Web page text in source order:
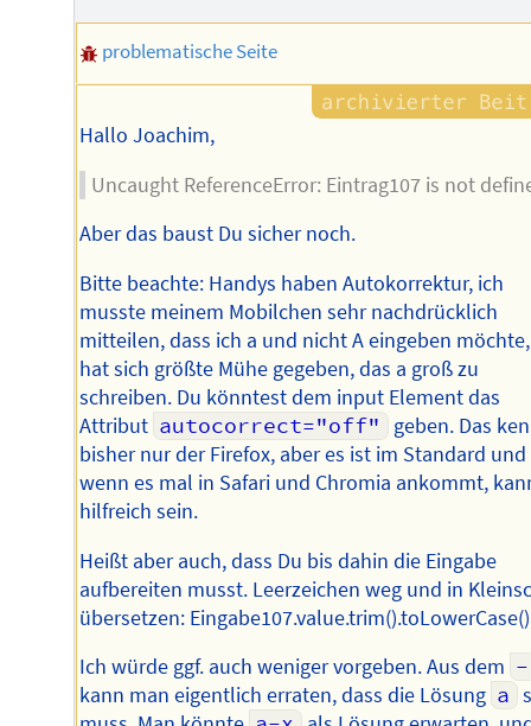
problematische Seite
Hallo Joachim,
Uncaught ReferenceError: Eintrag107 is not
Aber das baust Du sicher noch.
Bitte beachte: Handys haben Autokorrektur, ich
musste meinem Mobilchen sehr nachdrücklich
mitteilen, dass ich a und nicht A eingeben
hat sich größte Mühe gegeben, das a groß zu
schreiben. Du könntest dem input Element das
Attribut autocorrect="off"
geben. Das
bisher nur der Firefox, aber es ist im Standard und
wenn es mal in Safari und Chromia ankommt,
hilfreich sein.
Heißt aber auch, dass Du bis dahin die Eingabe
aufbereiten musst. Leerzeichen weg und in
übersetzen:
Ich würde ggf. auch weniger vorgeben. Aus dem
kann man eigentlich erraten, dass die Lösung a